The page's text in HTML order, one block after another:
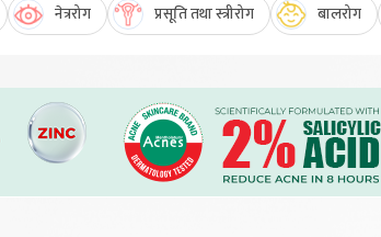
नेत्ररोग प्रसूति तथा स्त्रीरोग बालरोग